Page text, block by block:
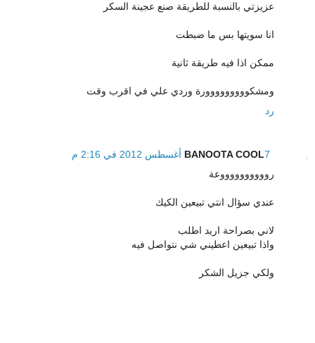
عزيزتي بالنسبة للطريقة صنع عجينة السكر
انا سويتها بس ما ضبطت
ممكن اذا فيه طريقة ثانية
ومشكووووووووورة وردي علي في اقرب وقت
رد
BANOOTA COOL7 أغسطس 2012 في 2:16 م
رووووووووووعة
عندي سؤال انتي تبيعين الكيك
لاني بصراحة اريد اطلب
واذا تبيعين اعطيني شي نتواصل فيه
ولكي جزيل الشكر